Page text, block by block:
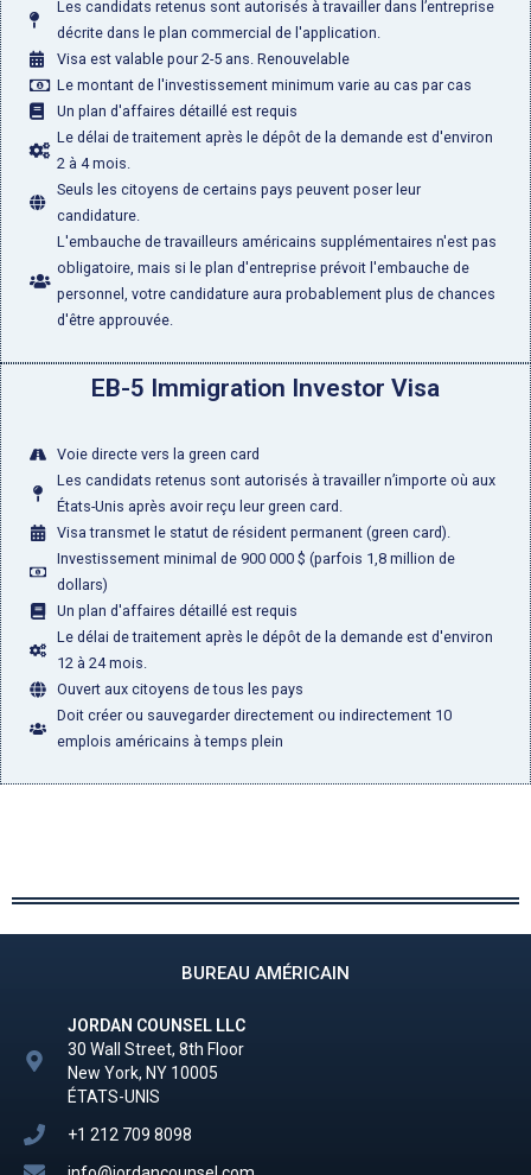
Les candidats retenus sont autorisés à travailler dans l’entreprise
décrite dans le plan commercial de l'application.
Visa est valable pour 2-5 ans. Renouvelable
Le montant de l'investissement minimum varie au cas par cas
Un plan d'affaires détaillé est requis
Le délai de traitement après le dépôt de la demande est d'environ
2 à 4 mois.
Seuls les citoyens de certains pays peuvent poser leur
candidature.
L'embauche de travailleurs américains supplémentaires n'est pas
obligatoire, mais si le plan d'entreprise prévoit l'embauche de
personnel, votre candidature aura probablement plus de chances
d'être approuvée.
EB-5 Immigration Investor Visa
Voie directe vers la green card
Les candidats retenus sont autorisés à travailler n’importe où aux
États-Unis après avoir reçu leur green card.
Visa transmet le statut de résident permanent (green card).
Investissement minimal de 900 000 $ (parfois 1,8 million de
dollars)
Un plan d'affaires détaillé est requis
Le délai de traitement après le dépôt de la demande est d'environ
12 à 24 mois.
Ouvert aux citoyens de tous les pays
Doit créer ou sauvegarder directement ou indirectement 10
emplois américains à temps plein
BUREAU AMÉRICAIN
JORDAN COUNSEL LLC
30 Wall Street, 8th Floor
New York, NY 10005
ÉTATS-UNIS
+1 212 709 8098